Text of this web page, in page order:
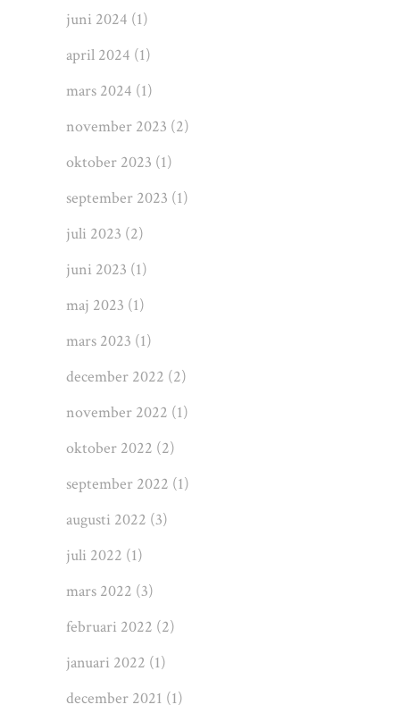
juni 2024 (1)
april 2024 (1)
mars 2024 (1)
november 2023 (2)
oktober 2023 (1)
september 2023 (1)
juli 2023 (2)
juni 2023 (1)
maj 2023 (1)
mars 2023 (1)
december 2022 (2)
november 2022 (1)
oktober 2022 (2)
september 2022 (1)
augusti 2022 (3)
juli 2022 (1)
mars 2022 (3)
februari 2022 (2)
januari 2022 (1)
december 2021 (1)